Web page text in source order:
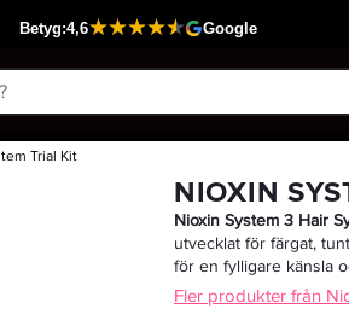
Trial Kit
Passar din varukorg
NIOXIN
Nioxin System 3 Hair
utvecklat för färgat,
för en fylligare känsla
Fler produkter från